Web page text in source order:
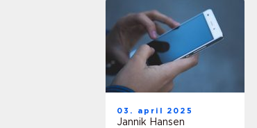
03. april 2025
Jannik Hansen